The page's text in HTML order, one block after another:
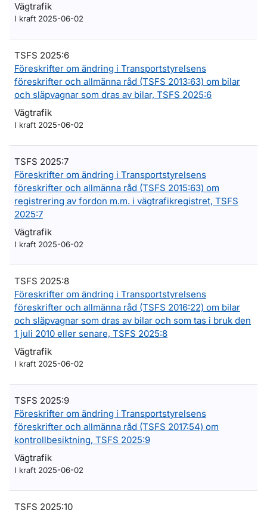
Vägtrafik
I kraft 2025-06-02
TSFS 2025:6
Föreskrifter om ändring i Transportstyrelsens
föreskrifter och allmänna råd (TSFS 2013:63) om bilar
och släpvagnar som dras av bilar, TSFS 2025:6
Vägtrafik
I kraft 2025-06-02
TSFS 2025:7
Föreskrifter om ändring i Transportstyrelsens
föreskrifter och allmänna råd (TSFS 2015:63) om
registrering av fordon m.m. i vägtrafikregistret, TSFS
2025:7
Vägtrafik
I kraft 2025-06-02
TSFS 2025:8
Föreskrifter om ändring i Transportstyrelsens
föreskrifter och allmänna råd (TSFS 2016:22) om bilar
och släpvagnar som dras av bilar och som tas i bruk den
1 juli 2010 eller senare, TSFS 2025:8
Vägtrafik
I kraft 2025-06-02
TSFS 2025:9
Föreskrifter om ändring i Transportstyrelsens
föreskrifter och allmänna råd (TSFS 2017:54) om
kontrollbesiktning, TSFS 2025:9
Vägtrafik
I kraft 2025-06-02
TSFS 2025:10